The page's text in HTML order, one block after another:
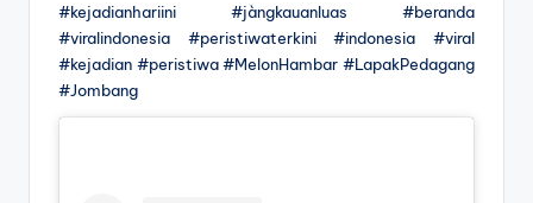
#kejadianhariini #jàngkauanluas #beranda
#viralindonesia #peristiwaterkini #indonesia #viral
#kejadian #peristiwa #MelonHambar #LapakPedagang
#Jombang